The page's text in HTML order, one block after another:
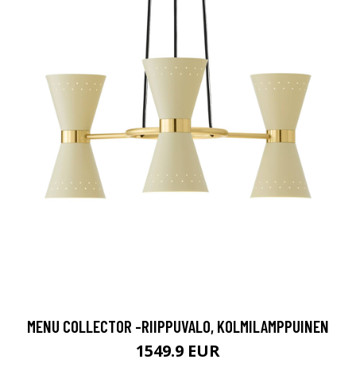
MENU COLLECTOR -RIIPPUVALO, KOLMILAMPPUINEN
1549.9 EUR